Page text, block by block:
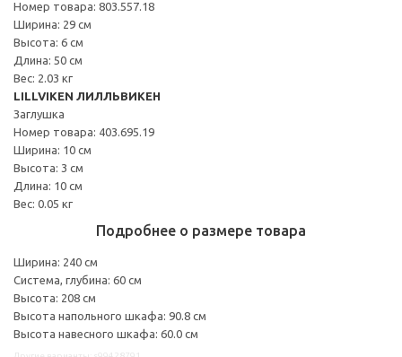
Номер товара: 803.557.18
Ширина: 29 см
Высота: 6 см
Длина: 50 см
Вес: 2.03 кг
LILLVIKEN ЛИЛЛЬВИКЕН
Заглушка
Номер товара: 403.695.19
Ширина: 10 см
Высота: 3 см
Длина: 10 см
Вес: 0.05 кг
Подробнее о размере товара
Ширина: 240 см
Система, глубина: 60 см
Высота: 208 см
Высота напольного шкафа: 90.8 см
Высота навесного шкафа: 60.0 см